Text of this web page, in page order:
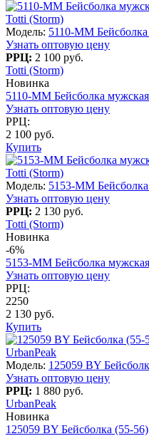
Totti (Storm)
Модель: 5110-MM
Узнать оптовую цену
РРЦ: 2 100 руб.
Totti (Storm)
Новинка
5110-MM Бейсболка
Узнать оптовую цену
РРЦ:
2 100 руб.
Купить
Totti (Storm)
Модель: 5153-MM
Узнать оптовую цену
РРЦ: 2 130 руб.
Totti (Storm)
Новинка
-6%
5153-MM Бейсболка
Узнать оптовую цену
РРЦ:
2250
2 130 руб.
Купить
UrbanPeak
Модель: 125059 BY
Узнать оптовую цену
РРЦ: 1 880 руб.
UrbanPeak
Новинка
125059 BY Бейсболка (55-56)